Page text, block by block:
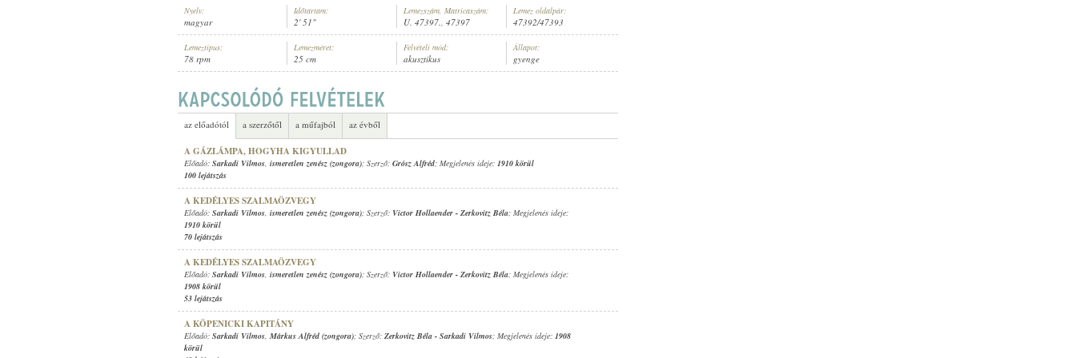
SARKADI VILMOS ,ISMERETLEN ZENÉSZ (ZONGORA)
Nyelv:
magyar
Időtartam:
2' 51"
Lemezszám, Matricaszám:
U. 47397., 47397
Lemez oldalpár:
47392/47393
Lemeztípus:
78 rpm
Lemezméret:
25 cm
Felvételi mód:
akusztikus
Állapot:
gyenge
az előadótól a szerzőtől a műfajból az évből
A GÁZLÁMPA, HOGYHA KIGYULLAD
Előadó: Sarkadi Vilmos, ismeretlen zenész (zongora); Szerző: Grósz Alfréd; Megjelenés ideje: 1910 körül
100 lejátszás
A KEDÉLYES SZALMAÖZVEGY
Előadó: Sarkadi Vilmos, ismeretlen zenész (zongora); Szerző: Victor Hollaender - Zerkovitz Béla; Megjelenés ideje:
1910 körül
70 lejátszás
A KEDÉLYES SZALMAÖZVEGY
Előadó: Sarkadi Vilmos, ismeretlen zenész (zongora); Szerző: Victor Hollaender - Zerkovitz Béla; Megjelenés ideje:
1908 körül
53 lejátszás
A KÖPENICKI KAPITÁNY
Előadó: Sarkadi Vilmos, Márkus Alfréd (zongora); Szerző: Zerkovitz Béla - Sarkadi Vilmos; Megjelenés ideje: 1908
körül